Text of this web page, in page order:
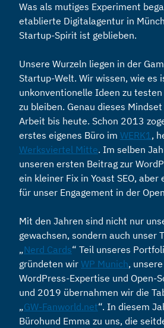
Was als mutiges Experiment
etablierte Digitalagentur in
Startup-Spirit ist geblieben.
Unsere Wurzeln liegen in der
Startup-Welt. Wir wissen, wie es
unkonventionelle Ideen zu
zu bleiben. Genau dieses
Arbeit bis heute. Schon 2013
erstes eigenes Büro im WERK1,
Werksviertel Mitte. Im selben
unseren ersten Beitrag zur
ein kleiner Fix in Yoast SEO,
für unser Engagement in der
Mit den Jahren sind nicht nur
gewachsen, sondern auch unser
„Nerd Cards“ Teil unseres
gründeten wir WP Munich,
WordPress-Expertise und Open-
und 2019 übernahmen wir die
„GW-Fanworld.net“. In diesem
Bürohund Emma zu uns, die